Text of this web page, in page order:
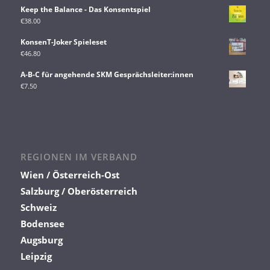
Keep the Balance - Das Konsentspiel
€38.00
KonsenT-Joker Spieleset
€46.80
A-B-C für angehende SKM Gesprächsleiter:innen
€7.50
REGIONEN IM VERBAND
Wien / Österreich-Ost
Salzburg / Oberösterreich
Schweiz
Bodensee
Augsburg
Leipzig